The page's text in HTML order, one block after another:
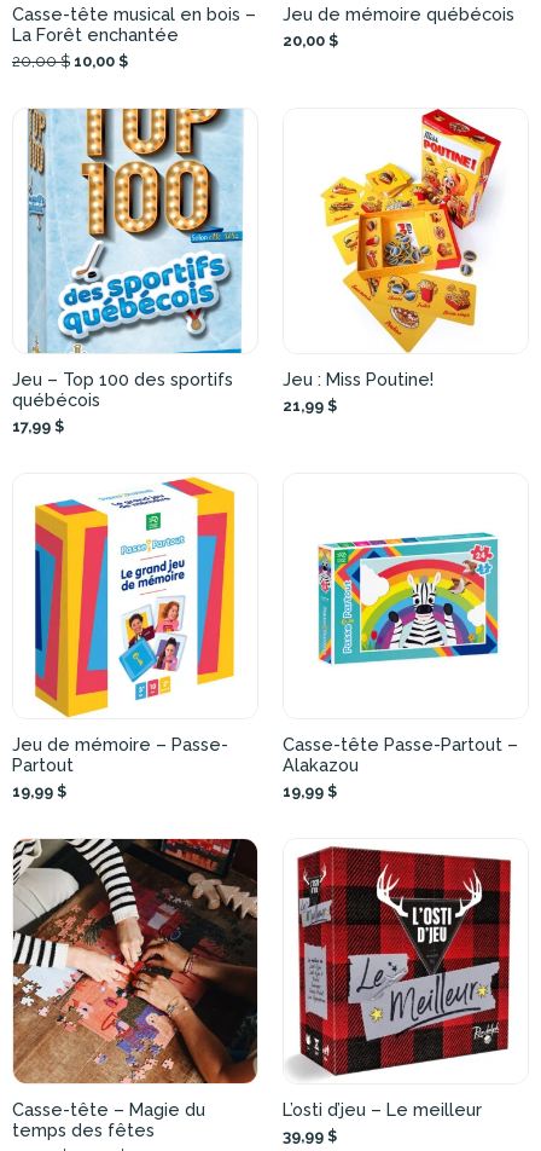
Casse-tête musical en bois –
La Forêt enchantée
20,00 $ 10,00 $
Jeu de mémoire québécois
20,00 $
Jeu – Top 100 des sportifs
québécois
17,99 $
Jeu : Miss Poutine!
21,99 $
Jeu de mémoire – Passe-
Partout
19,99 $
Casse-tête Passe-Partout –
Alakazou
19,99 $
Casse-tête – Magie du
temps des fêtes
L’osti d’jeu – Le meilleur
39,99 $